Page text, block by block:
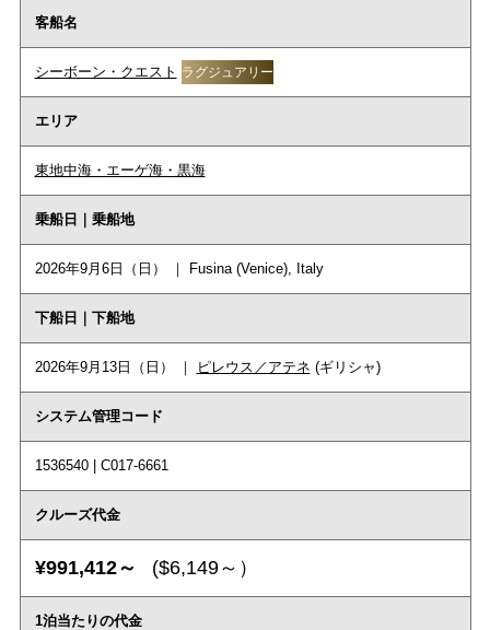
客船名
シーボーン・クエスト ラグジュアリー
エリア
東地中海・エーゲ海・黒海
乗船日｜乗船地
2026年9月6日（日） ｜ Fusina (Venice), Italy
下船日｜下船地
2026年9月13日（日） ｜ ピレウス／アテネ (ギリシャ)
システム管理コード
1536540 | C017-6661
クルーズ代金
¥991,412～ ($6,149～）
1泊当たりの代金